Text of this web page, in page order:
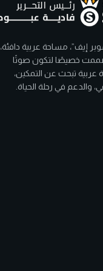
إيف”، مساحة عربية دافئة،
خصيصًا لتكون صوتًا
عربية تبحث عن التمكين،
والدعم في رحلة الحياة.